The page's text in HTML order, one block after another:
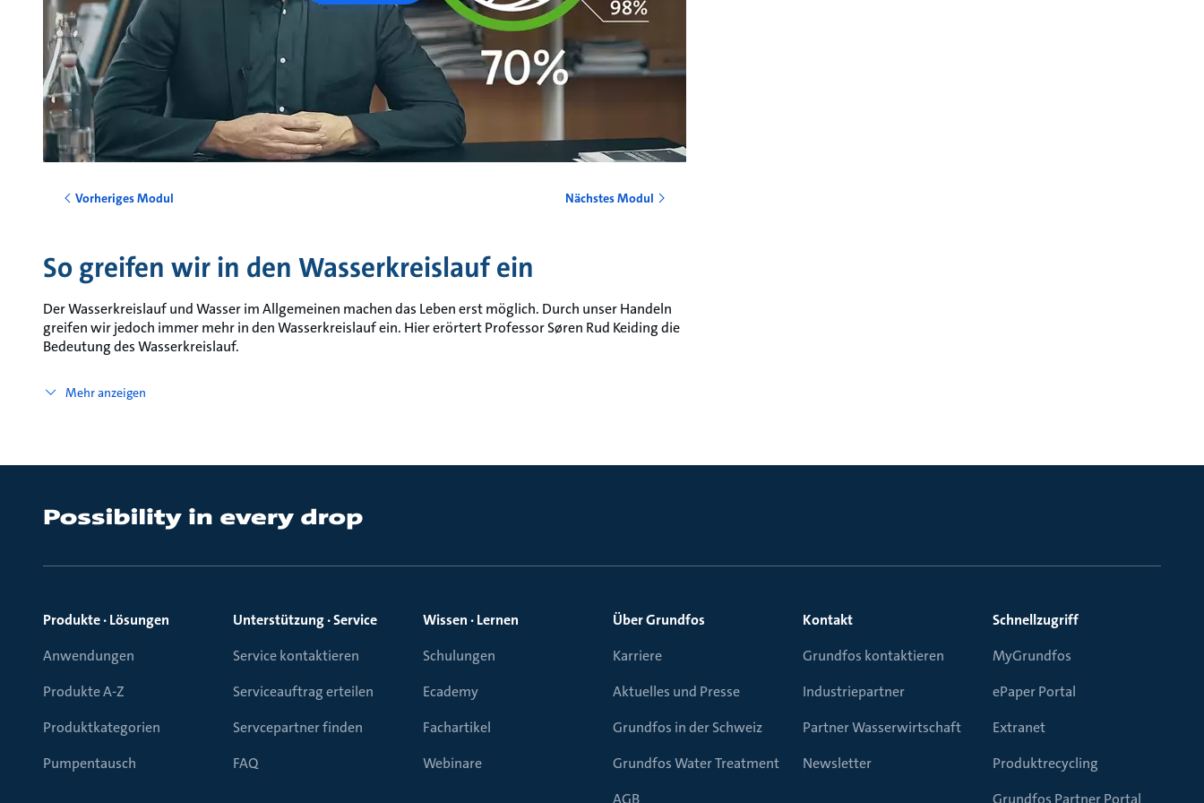
Vorheriges Modul Nächstes Modul
So greifen wir in den Wasserkreislauf ein
Der Wasserkreislauf und Wasser im Allgemeinen machen das Leben erst möglich. Durch unser Handeln
greifen wir jedoch immer mehr in den Wasserkreislauf ein. Hier erörtert Professor Søren Rud Keiding die
Bedeutung des Wasserkreislauf.
Mehr anzeigen
Produkte · Lösungen
Anwendungen
Produkte A-Z
Produktkategorien
Pumpentausch
Unterstützung · Service
Service kontaktieren
Serviceauftrag erteilen
Servcepartner finden
FAQ
Wissen · Lernen
Schulungen
Ecademy
Fachartikel
Webinare
Über Grundfos
Karriere
Aktuelles und Presse
Grundfos in der Schweiz
Grundfos Water Treatment
AGB
Kontakt
Grundfos kontaktieren
Industriepartner
Partner Wasserwirtschaft
Newsletter
Schnellzugriff
MyGrundfos
ePaper Portal
Extranet
Produktrecycling
Grundfos Partner Portal